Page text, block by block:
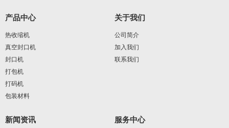
产品中心
热收缩机
真空封口机
封口机
打包机
打码机
包装材料
关于我们
公司简介
加入我们
联系我们
新闻资讯 服务中心